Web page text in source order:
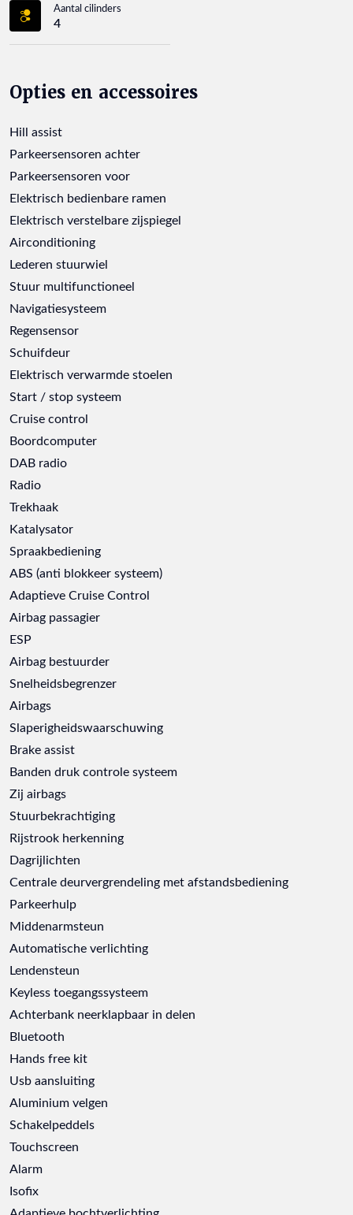
Aantal cilinders
4
Opties en accessoires
Hill assist
Parkeersensoren achter
Parkeersensoren voor
Elektrisch bedienbare ramen
Elektrisch verstelbare zijspiegel
Airconditioning
Lederen stuurwiel
Stuur multifunctioneel
Navigatiesysteem
Regensensor
Schuifdeur
Elektrisch verwarmde stoelen
Start / stop systeem
Cruise control
Boordcomputer
DAB radio
Radio
Trekhaak
Katalysator
Spraakbediening
ABS (anti blokkeer systeem)
Adaptieve Cruise Control
Airbag passagier
ESP
Airbag bestuurder
Snelheidsbegrenzer
Airbags
Slaperigheidswaarschuwing
Brake assist
Banden druk controle systeem
Zij airbags
Stuurbekrachtiging
Rijstrook herkenning
Dagrijlichten
Centrale deurvergrendeling met afstandsbediening
Parkeerhulp
Middenarmsteun
Automatische verlichting
Lendensteun
Keyless toegangssysteem
Achterbank neerklapbaar in delen
Bluetooth
Hands free kit
Usb aansluiting
Aluminium velgen
Schakelpeddels
Touchscreen
Alarm
Isofix